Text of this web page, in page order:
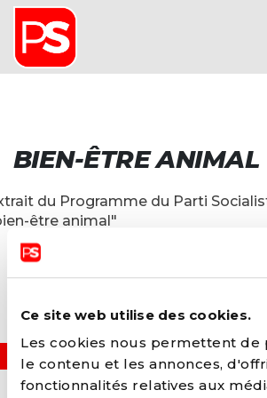
Ce site web utilise des cookies.
Les cookies nous permettent de
le contenu et les annonces,
fonctionnalités relatives aux
BIEN-ÊTRE ANIMAL
du Programme du Parti
être animal"
OUI, JE VEUX...